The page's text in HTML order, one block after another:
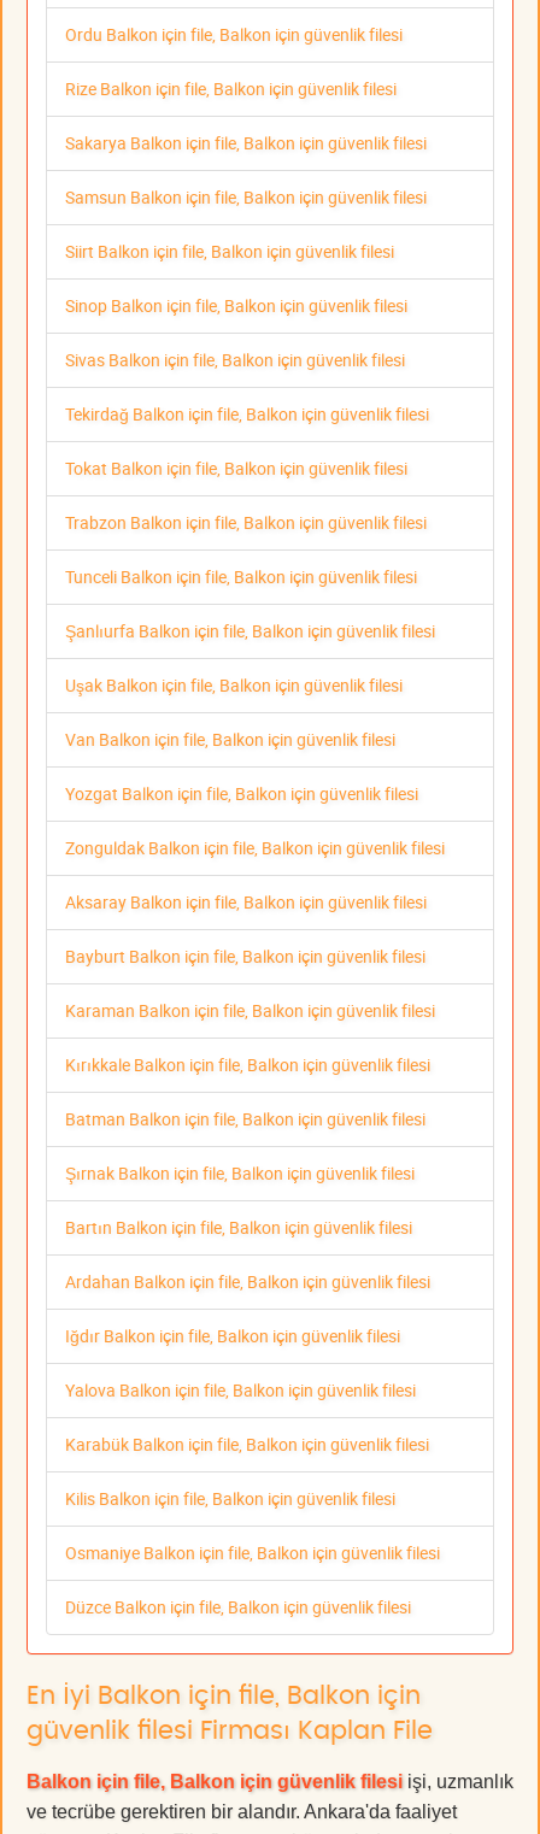
Ordu Balkon için file, Balkon için güvenlik filesi
Rize Balkon için file, Balkon için güvenlik filesi
Sakarya Balkon için file, Balkon için güvenlik filesi
Samsun Balkon için file, Balkon için güvenlik filesi
Siirt Balkon için file, Balkon için güvenlik filesi
Sinop Balkon için file, Balkon için güvenlik filesi
Sivas Balkon için file, Balkon için güvenlik filesi
Tekirdağ Balkon için file, Balkon için güvenlik filesi
Tokat Balkon için file, Balkon için güvenlik filesi
Trabzon Balkon için file, Balkon için güvenlik filesi
Tunceli Balkon için file, Balkon için güvenlik filesi
Şanlıurfa Balkon için file, Balkon için güvenlik filesi
Uşak Balkon için file, Balkon için güvenlik filesi
Van Balkon için file, Balkon için güvenlik filesi
Yozgat Balkon için file, Balkon için güvenlik filesi
Zonguldak Balkon için file, Balkon için güvenlik filesi
Aksaray Balkon için file, Balkon için güvenlik filesi
Bayburt Balkon için file, Balkon için güvenlik filesi
Karaman Balkon için file, Balkon için güvenlik filesi
Kırıkkale Balkon için file, Balkon için güvenlik filesi
Batman Balkon için file, Balkon için güvenlik filesi
Şırnak Balkon için file, Balkon için güvenlik filesi
Bartın Balkon için file, Balkon için güvenlik filesi
Ardahan Balkon için file, Balkon için güvenlik filesi
Iğdır Balkon için file, Balkon için güvenlik filesi
Yalova Balkon için file, Balkon için güvenlik filesi
Karabük Balkon için file, Balkon için güvenlik filesi
Kilis Balkon için file, Balkon için güvenlik filesi
Osmaniye Balkon için file, Balkon için güvenlik filesi
Düzce Balkon için file, Balkon için güvenlik filesi
En İyi Balkon için file, Balkon için
güvenlik filesi Firması Kaplan File
Balkon için file, Balkon için güvenlik filesi işi, uzmanlık
ve tecrübe gerektiren bir alandır. Ankara'da faaliyet